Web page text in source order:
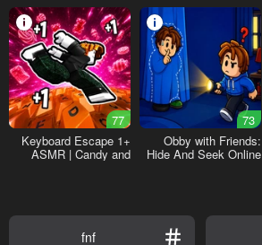
73
Obby with Friends:
Hide And Seek Online
77
+1 Keyboard Escape
ASMR | Candy and
fnf